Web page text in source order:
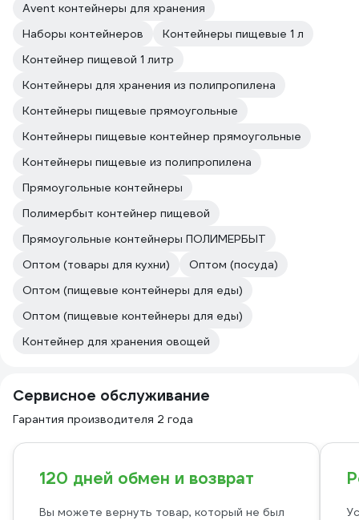
Avent контейнеры для хранения
Наборы контейнеров
Контейнеры пищевые 1 л
Контейнер пищевой 1 литр
Контейнеры для хранения из полипропилена
Контейнеры пищевые прямоугольные
Контейнеры пищевые контейнер прямоугольные
Контейнеры пищевые из полипропилена
Прямоугольные контейнеры
Полимербыт контейнер пищевой
Прямоугольные контейнеры ПОЛИМЕРБЫТ
Оптом (товары для кухни)
Оптом (посуда)
Оптом (пищевые контейнеры для еды)
Оптом (пищевые контейнеры для еды)
Контейнер для хранения овощей
Сервисное обслуживание
Гарантия производителя 2 года
120 дней обмен и возврат
Вы можете вернуть товар, который не был